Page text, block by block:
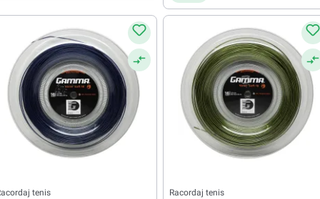
tenis Racordaj tenis